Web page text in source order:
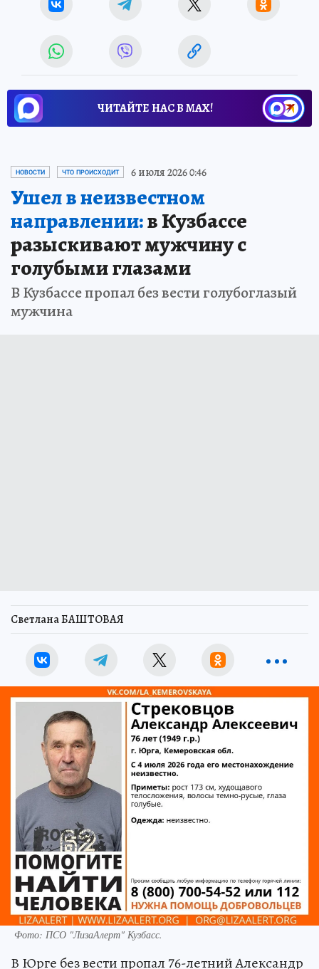
ЧИТАЙТЕ НАС В МАХ!
НОВОСТИ ЧТО ПРОИСХОДИТ 6 июля 2026 0:46
Ушел в неизвестном
направлении:в Кузбассе
разыскивают мужчину с
голубыми глазами
В Кузбассе пропал без вести голубоглазый
мужчина
Светлана БАШТОВАЯ
Фото: ПСО "ЛизаАлерт" Кузбасс.
В Юрге без вести пропал 76-летний Александр